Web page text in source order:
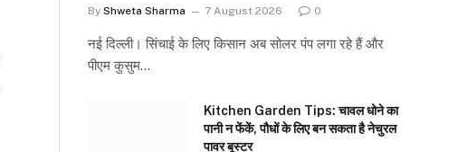
By Shweta Sharma 7 August 2026 0
नई दिल्ली। सिंचाई के लिए किसान अब सोलर पंप लगा रहे हैं और
पीएम कुसुम…
Kitchen Garden Tips: चावल धोने का
पानी न फेंकें, पौधों के लिए बन सकता है नेचुरल
पावर बूस्टर